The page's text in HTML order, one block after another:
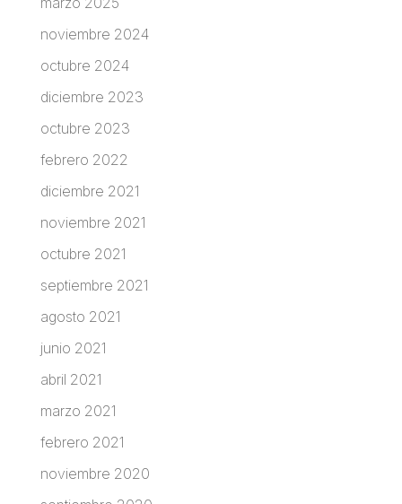
noviembre 2024
octubre 2024
diciembre 2023
octubre 2023
febrero 2022
diciembre 2021
noviembre 2021
octubre 2021
septiembre 2021
agosto 2021
junio 2021
abril 2021
marzo 2021
febrero 2021
noviembre 2020